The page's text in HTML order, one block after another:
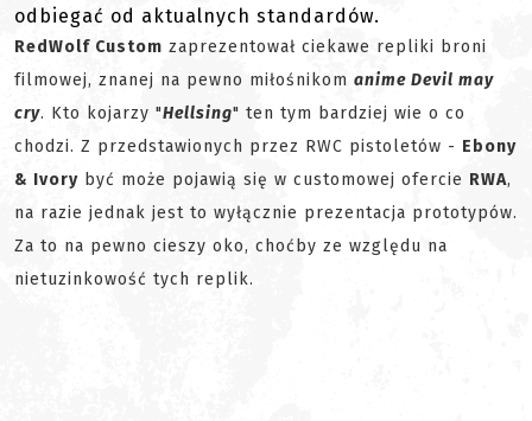
odbiegać od aktualnych standardów.
RedWolf Custom zaprezentował ciekawe repliki broni
filmowej, znanej na pewno miłośnikom anime Devil may
cry. Kto kojarzy "Hellsing" ten tym bardziej wie o co
chodzi. Z przedstawionych przez RWC pistoletów - Ebony
& Ivory być może pojawią się w customowej ofercie RWA,
na razie jednak jest to wyłącznie prezentacja prototypów.
Za to na pewno cieszy oko, choćby ze względu na
nietuzinkowość tych replik.